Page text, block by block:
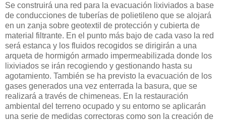
Se construirá una red para la evacuación lixiviados a base
de conducciones de tuberías de polietileno que se alojará
en un zanja sobre geotextil de protección y cubierta de
material filtrante. En el punto más bajo de cada vaso la red
será estanca y los fluidos recogidos se dirigirán a una
arqueta de hormigón armado impermeabilizada donde los
lixiviados se irán recogiendo y gestionando hasta su
agotamiento. También se ha previsto la evacuación de los
gases generados una vez enterrada la basura, que se
realizará a través de chimeneas. En la restauración
ambiental del terreno ocupado y su entorno se aplicarán
una serie de medidas correctoras como son la creación de